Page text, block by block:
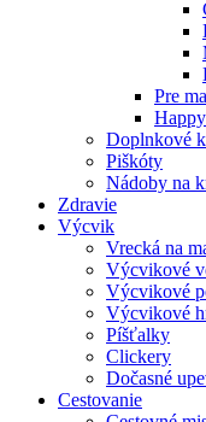
Pre
Doplnkové
Piškóty
Nádoby na
Zdravie
Výcvik
Vrecká na
Výcvikové
Výcvikové
Výcvikové
Píšťalky
Clickery
Dočasné
Cestovanie